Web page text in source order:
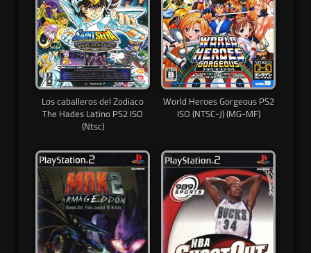
Los caballeros del Zodiaco
The Hades Latino PS2 ISO
(Ntsc)
World Heroes Gorgeous PS2
ISO (NTSC-J) (MG-MF)